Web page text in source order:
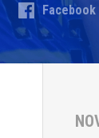
Facebook